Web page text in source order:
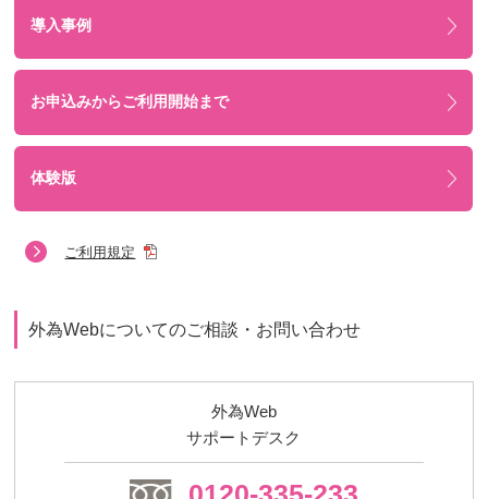
導入事例
お申込みからご利用開始まで
体験版
ご利用規定
外為Webについてのご相談・お問い合わせ
外為Web
サポートデスク